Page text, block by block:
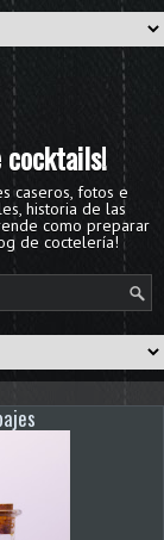
cocktails!
caseros, fotos e
historia de las
como preparar
de coctelería!